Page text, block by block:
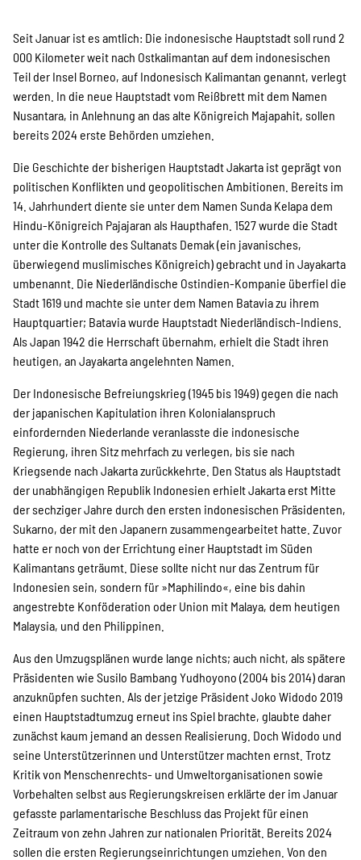
SPENDEN
Über uns
Transparenz
Kontakt
english
Indonesian
Suche
Seit Januar ist es amtlich: Die indonesische Hauptstadt soll rund 2
000 Kilometer weit nach Ostkalimantan auf dem indonesischen
Teil der Insel Borneo, auf Indonesisch Kalimantan genannt, verlegt
werden. In die neue Hauptstadt vom Reißbrett mit dem Namen
Nusantara, in Anlehnung an das alte Königreich Majapahit, sollen
bereits 2024 erste Behörden umziehen.
Die Geschichte der bisherigen Haupt­stadt Jakarta ist geprägt von
politischen Konflikten und geopolitischen Ambitionen. Bereits im
14. Jahrhundert diente sie unter dem Namen Sunda Kelapa dem
Hindu-Königreich Pajajaran als Haupthafen. 1527 wurde die Stadt
unter die Kontrolle des Sultanats Demak (ein javanisches,
überwiegend muslimisches Königreich) gebracht und in Jayakarta
umbenannt. Die Niederländische Ost­indien-Kompanie überfiel die
Stadt 1619 und machte sie unter dem Namen Batavia zu ihrem
Hauptquartier; Batavia wurde Hauptstadt Niederländisch-­Indiens.
Als Japan 1942 die Herrschaft übernahm, erhielt die Stadt ­ihren
heu­tigen, an Jayakarta angelehnten Namen.
Der Indonesische Befreiungskrieg (1945 bis 1949) gegen die nach
der japanischen Kapitulation ihren Kolonial­anspruch
einfordernden Niederlande veranlasste die indonesische
Regierung, ihren Sitz mehrfach zu verlegen, bis sie nach
Kriegsende nach Jakarta zurückkehrte. Den Status als Hauptstadt
der unabhängigen Republik Indonesien erhielt Jakarta erst Mitte
der sechziger Jahre durch den ersten indonesischen Präsidenten,
Sukarno, der mit den ­Japanern zusammengearbeitet hatte. Zuvor
hatte er noch von der Errichtung einer Hauptstadt im Süden
Kalimantans geträumt. Diese sollte nicht nur das Zentrum für
Indonesien sein, sondern für »Maphilindo«, eine bis ­dahin
angestrebte Konföderation oder Union mit Malaya, dem heutigen
Malaysia, und den Philippinen.
Aus den Umzugsplänen wurde lange nichts; auch nicht, als spätere
Präsidenten wie Susilo Bambang Yudhoyono (2004 bis 2014) daran
anzuknüpfen suchten. Als der jetzige Präsident Joko Widodo 2019
einen Hauptstadtumzug erneut ins Spiel brachte, glaubte daher
zunächst kaum jemand an dessen Realisierung. Doch Widodo und
seine Unterstützerinnen und Unterstützer machten ernst. Trotz
Kritik von Menschenrechts- und Umweltorganisationen sowie
Vorbehalten selbst aus Regierungskreisen erklärte der im Januar
gefasste parlamentarische Beschluss das Projekt für einen
Zeitraum von zehn Jahren zur nationalen Priorität. Bereits 2024
sollen die ersten Regierungseinrichtungen umziehen. Von den